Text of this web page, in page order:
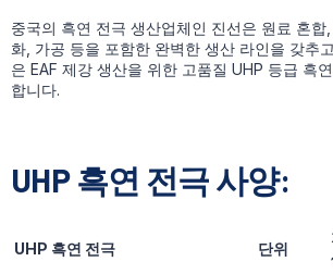
중국의 흑연 전극 생산업체인 진선은 원료 혼합
화, 가공 등을 포함한 완벽한 생산 라인을 갖추
은 EAF 제강 생산을 위한 고품질 UHP 등급 흑
합니다.
UHP 흑연 전극 사양:
UHP 흑연 전극 단위